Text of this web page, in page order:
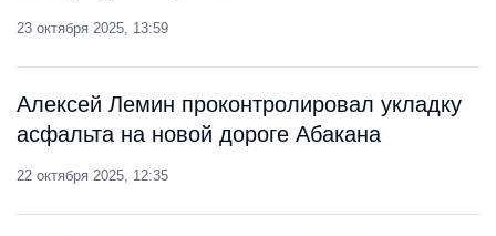
23 октября 2025, 13:59
Алексей Лемин проконтролировал укладку
асфальта на новой дороге Абакана
22 октября 2025, 12:35